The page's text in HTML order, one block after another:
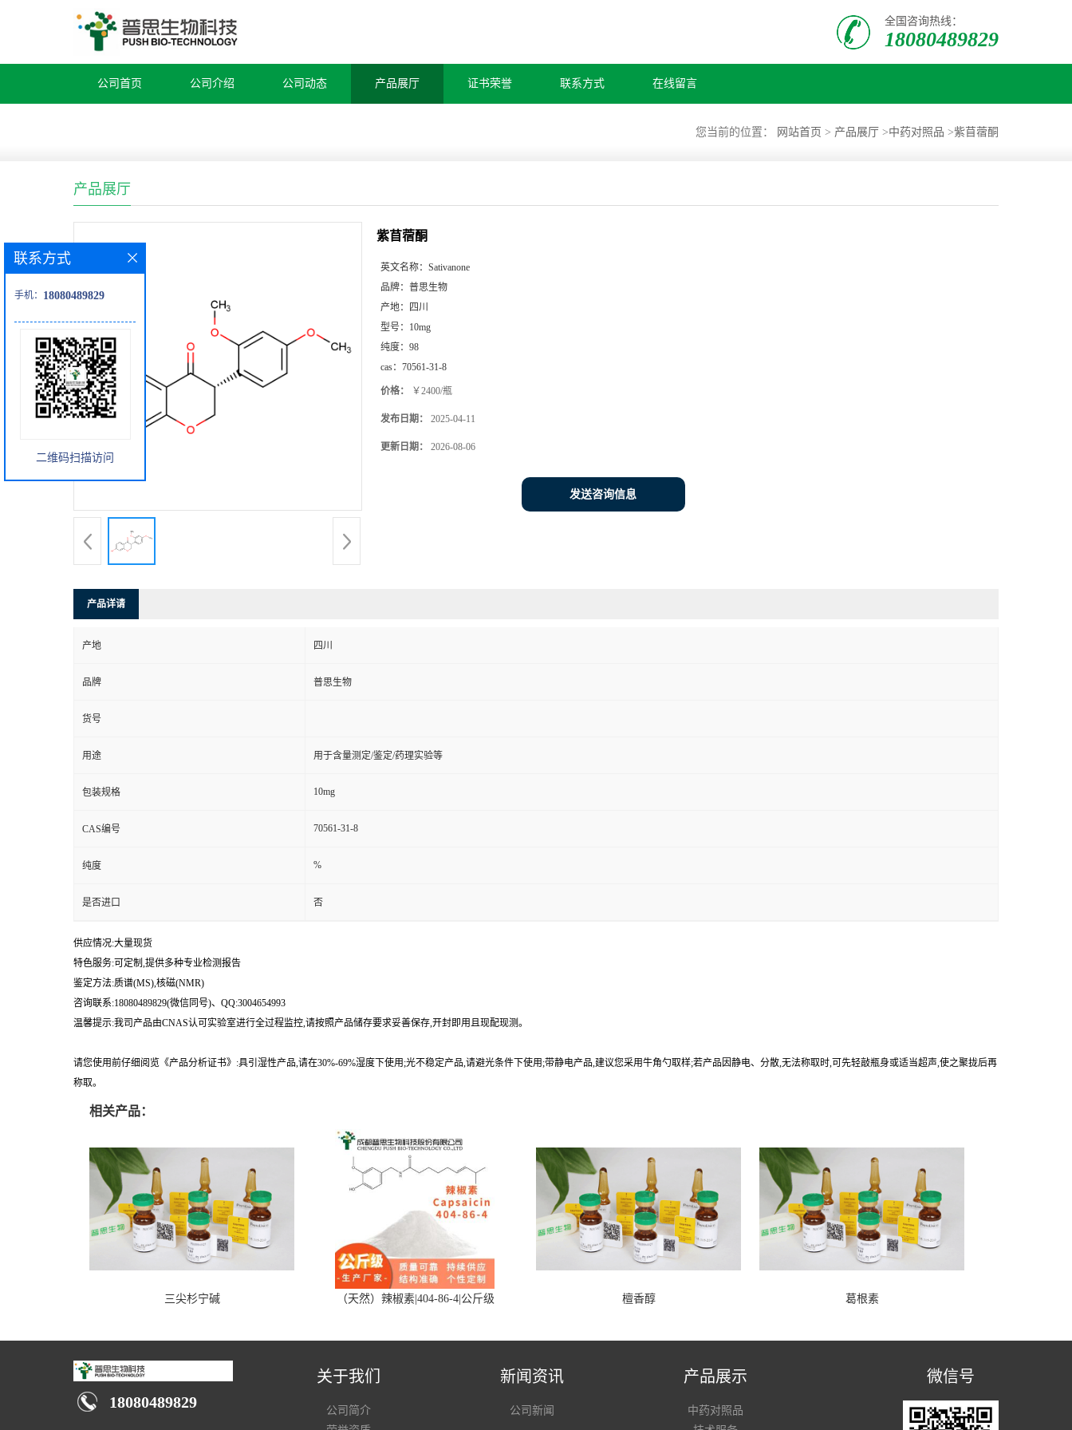
全国咨询热线：
18080489829
公司首页 公司介绍 公司动态 产品展厅 证书荣誉 联系方式 在线留言
您当前的位置： 网站首页 > 产品展厅 >中药对照品 >紫苜蓿酮
产品展厅
紫苜蓿酮
英文名称： Sativanone
品牌： 普思生物
产地：
四川
型号： 10mg
纯度： 98
cas： 70561-31-8
价格： ￥2400/瓶
发布日期： 2025-04-11
更新日期： 2026-08-06
发送咨询信息
产品详请
产地 四川
品牌 普思生物
货号
用途 用于含量测定/鉴定/药理实验等
包装规格 10mg
CAS编号 70561-31-8
纯度 %
是否进口 否
供应情况:大量现货
特色服务:可定制,提供多种专业检测报告
鉴定方法:质谱(MS),核磁(NMR)
咨询联系:18080489829(微信同号)、QQ:3004654993
温馨提示:我司产品由CNAS认可实验室进行全过程监控,请按照产品储存要求妥善保存,开封即用且现配现测。
请您使用前仔细阅览《产品分析证书》:具引湿性产品,请在30%-69%湿度下使用;光不稳定产品,请避光条件下使用;带静电产品,建议您采用牛角勺取样;若产品因静电、分散,无法称取时,可先轻敲瓶身或适当超声,使之聚拢后再
称取。
相关产品：
三尖杉宁碱 （天然）辣椒素|404-86-4|公斤级 檀香醇 葛根素
联系方式
手机： 18080489829
二维码扫描访问
18080489829
关于我们
公司简介
新闻资讯
公司新闻
产品展示
中药对照品
微信号